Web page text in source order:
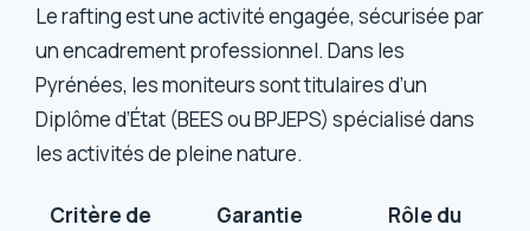
Le rafting est une activité engagée, sécurisée par
un encadrement professionnel. Dans les
Pyrénées, les moniteurs sont titulaires d’un
Diplôme d’État (BEES ou BPJEPS) spécialisé dans
les activités de pleine nature.
Critère de
Garantie
Rôle du